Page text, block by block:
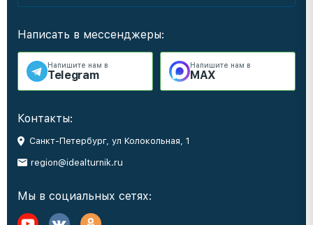
Написать в мессенджеры:
Напишите нам в
Telegram
Напишите нам в
MAX
Контакты:
Санкт-Петербург, ул Колокольная, 1
region@idealturnik.ru
Мы в социальных сетях: